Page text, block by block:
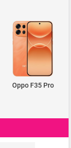
Oppo F35 Pro